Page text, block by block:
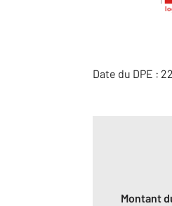
Date du DPE :
Montant